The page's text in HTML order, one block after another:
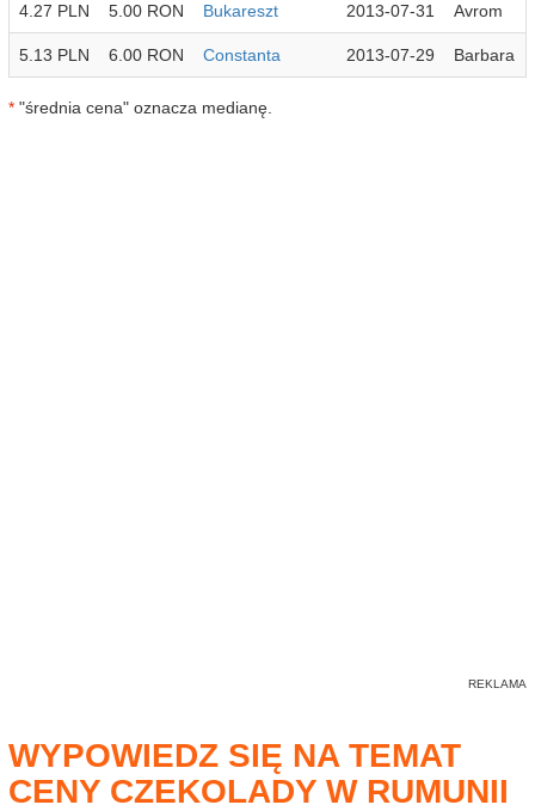
4.27 PLN 5.00 RON Bukareszt 2013-07-31 Avrom
5.13 PLN 6.00 RON Constanta 2013-07-29 Barbara
* "średnia cena" oznacza medianę.
WYPOWIEDZ SIĘ NA TEMAT
CENY CZEKOLADY W RUMUNII